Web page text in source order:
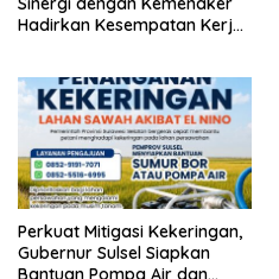
Hadirkan Kesempatan Kerja
Perkuat Mitigasi Kekeringan,
Gubernur Sulsel Siapkan
Bantuan Pompa Air dan